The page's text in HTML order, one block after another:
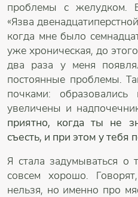
проблемы с желудком.
«Язва
когда мне было
уже хроническая, до
два раза у меня
постоянные проблемы.
почками:
увеличены и
приятно, когда ты не
съесть, и при этом у тебя
Я стала задумываться о
совсем хорошо.
нельзя, но именно про